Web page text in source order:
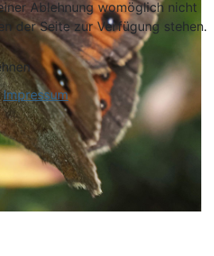
Ablehnung womöglich nicht
der Seite zur Verfügung stehen.
Impressum